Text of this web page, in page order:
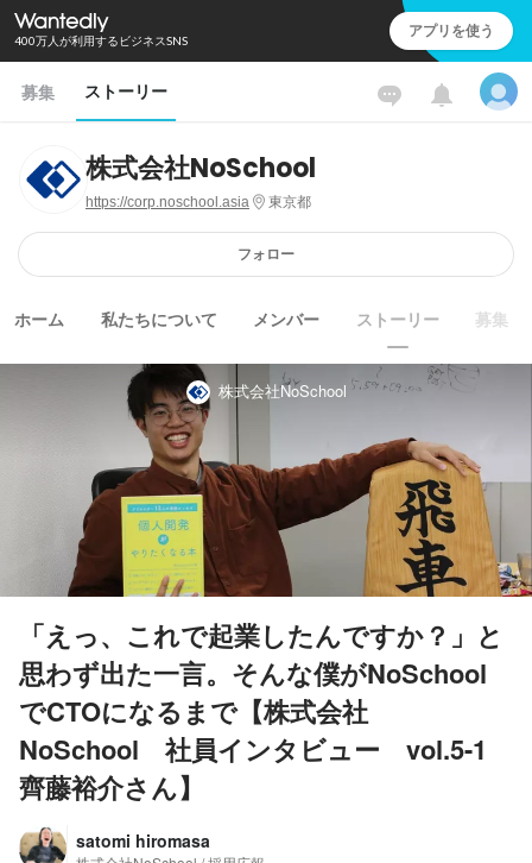
400万人が利用するビジネスSNS アプリを使う
募集 ストーリー
株式会社NoSchool
https://corp.noschool.asia 東京都
フォロー
ホーム 私たちについて メンバー ストーリー 募集
株式会社NoSchool
「えっ、これで起業したんですか？」と
思わず出た一言。そんな僕がNoSchool
でCTOになるまで【株式会社
NoSchool 社員インタビュー vol.5-1
齊藤裕介さん】
satomi hiromasa